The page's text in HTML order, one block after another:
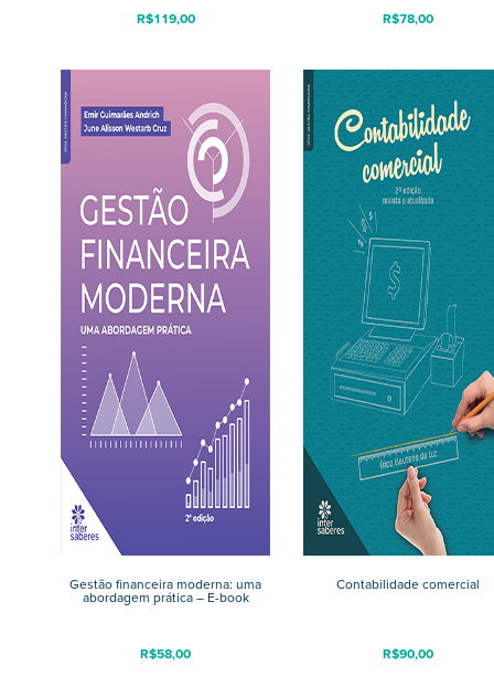
R$119,00 R$78,00
Gestão financeira moderna: uma
abordagem prática – E-book
R$58,00
Contabilidade comercial
R$90,00